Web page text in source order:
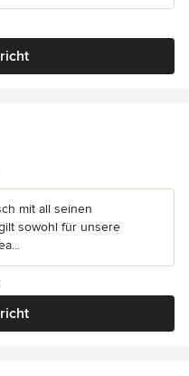
5 Sternen
mit all seinen
sowohl für unsere